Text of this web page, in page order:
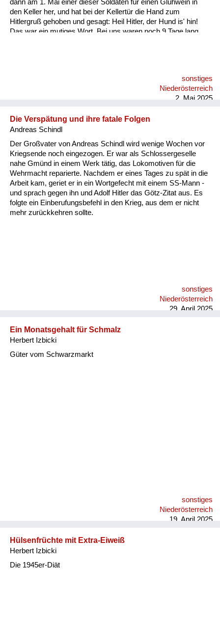
dann am 1. Mai einer dieser Soldaten für einen Glühwein in
den Keller her, und hat bei der Kellertür die Hand zum
Hitlergruß gehoben und gesagt: Heil Hitler, der Hund is' hin!
Das war ein mutiges Wort. Bei uns waren noch 9 Tage lang
sonstiges
Niederösterreich
2. Mai 2025
Die Verspätung und ihre fatale Folgen
Andreas Schindl
Der Großvater von Andreas Schindl wird wenige Wochen vor
Kriegsende noch eingezogen. Er war als Schlossergeselle
nahe Gmünd in einem Werk tätig, das Lokomotiven für die
Wehrmacht reparierte. Nachdem er eines Tages zu spät in die
Arbeit kam, geriet er in ein Wortgefecht mit einem SS-Mann -
und sprach gegen ihn und Adolf Hitler das Götz-Zitat aus. Es
folgte ein Einberufungsbefehl in den Krieg, aus dem er nicht
mehr zurückkehren sollte.
sonstiges
Niederösterreich
29. April 2025
Ein Monatsgehalt für Schmalz
Herbert Izbicki
Güter vom Schwarzmarkt
sonstiges
Niederösterreich
19. April 2025
Hülsenfrüchte mit Extra-Eiweiß
Herbert Izbicki
Die 1945er-Diät